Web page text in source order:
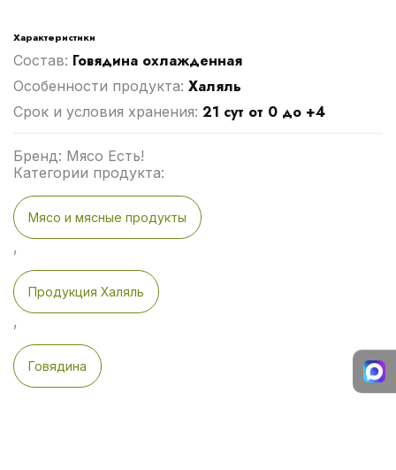
Характеристики
Cостав: Говядина охлажденная
Особенности продукта: Халяль
Срок и условия хранения: 21 сут от 0 до +4
Бренд: Мясо Есть!
Категории продукта:
Мясо и мясные продукты
,
Продукция Халяль
,
Говядина